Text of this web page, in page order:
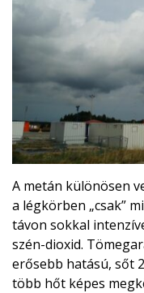
A metán különösen
a légkörben „csak”
távon sokkal
szén-dioxid.
erősebb hatású, sőt
több hőt képes